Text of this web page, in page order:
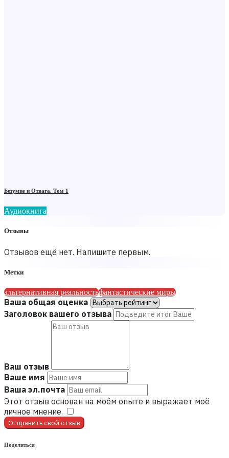
Безумие и Отвага. Том 1
Аудиокнига
Отзывы
Отзывов ещё нет. Напишите первым.
Метки
альтернативная реальностьфантастические миры
Ваша общая оценка
Заголовок вашего отзыва
Ваш отзыв
Ваше имя
Ваша эл.почта
Этот отзыв основан на моём опыте и выражает моё
личное мнение.
Отправить свой отзыв
Поделиться